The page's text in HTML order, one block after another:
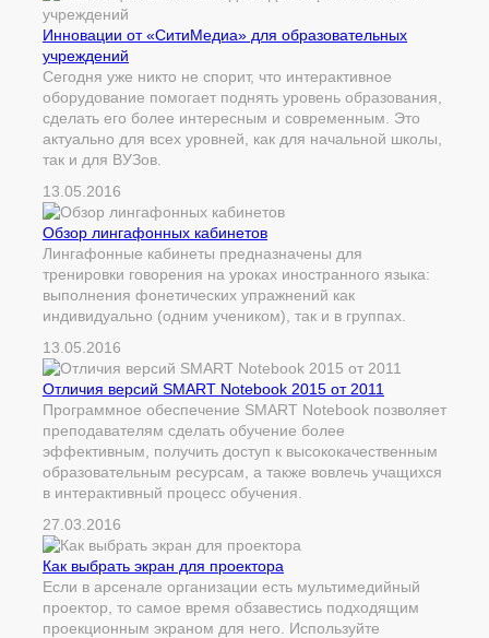
Инновации от «СитиМедиа» для образовательных
учреждений
Сегодня уже никто не спорит, что интерактивное
оборудование помогает поднять уровень образования,
сделать его более интересным и современным. Это
актуально для всех уровней, как для начальной школы,
так и для ВУЗов.
13.05.2016
Обзор лингафонных кабинетов
Лингафонные кабинеты предназначены для
тренировки говорения на уроках иностранного языка:
выполнения фонетических упражнений как
индивидуально (одним учеником), так и в группах.
13.05.2016
Отличия версий SMART Notebook 2015 от 2011
Программное обеспечение SMART Notebook позволяет
преподавателям сделать обучение более
эффективным, получить доступ к высококачественным
образовательным ресурсам, а также вовлечь учащихся
в интерактивный процесс обучения.
27.03.2016
Как выбрать экран для проектора
Если в арсенале организации есть мультимедийный
проектор, то самое время обзавестись подходящим
проекционным экраном для него. Используйте